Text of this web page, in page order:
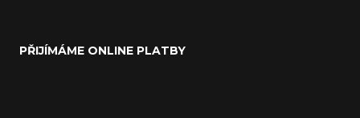
PŘIJÍMÁME ONLINE PLATBY